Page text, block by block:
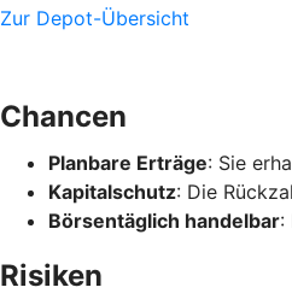
Zur Depot-Übersicht
Chancen
Planbare Erträge: Sie
Kapitalschutz: Die
Börsentäglich handelbar:
Risiken